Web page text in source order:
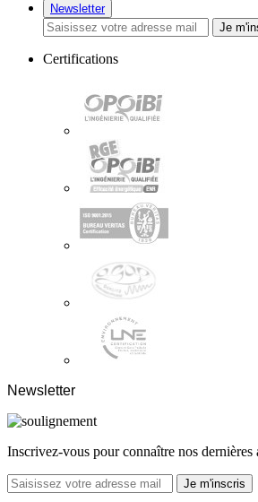
Newsletter
Je
Certifications
Newsletter
Inscrivez-vous pour connaître nos dernières
Je m'inscris